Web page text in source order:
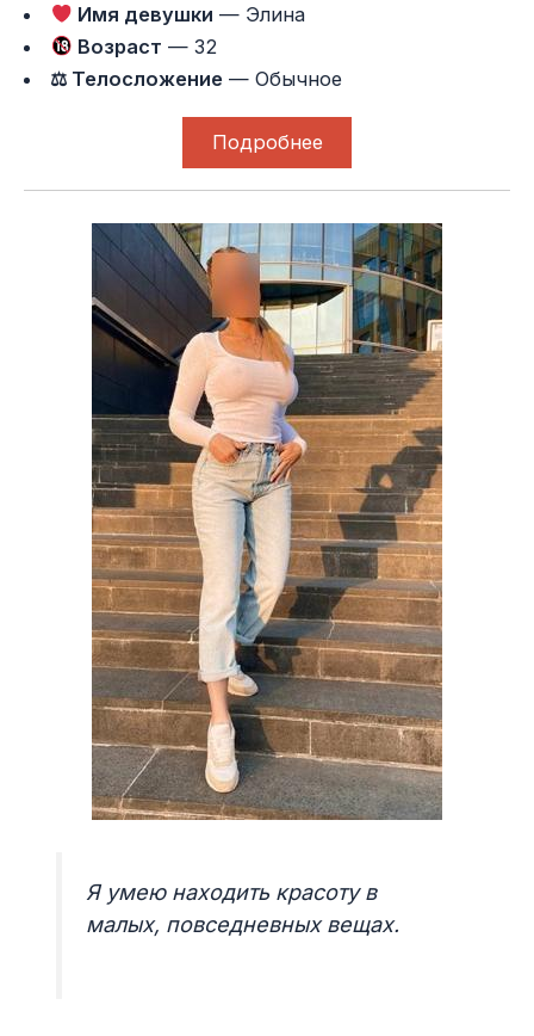
Имя девушки — Элина
Возраст — 32
⚖ Телосложение — Обычное
Подробнее
Я умею находить красоту в
малых, повседневных вещах.